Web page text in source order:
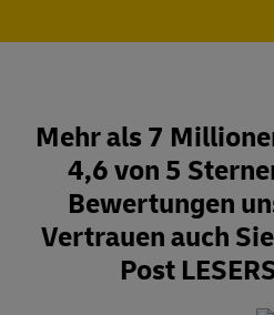
Mehr als 7
4,6 von 5
Bewertungen
Vertrauen auch
Post